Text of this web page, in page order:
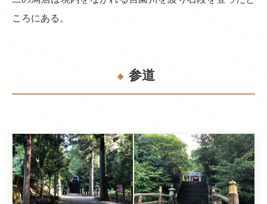
ころにある。
参道